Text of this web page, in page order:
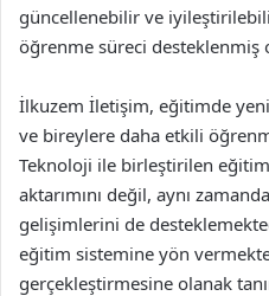
güncellenebilir ve
öğrenme süreci desteklenmiş
İlkuzem İletişim, eğitimde
ve bireylere daha etkili
Teknoloji ile birleştirilen
aktarımını değil, aynı
gelişimlerini de
eğitim sistemine yön
gerçekleştirmesine olanak